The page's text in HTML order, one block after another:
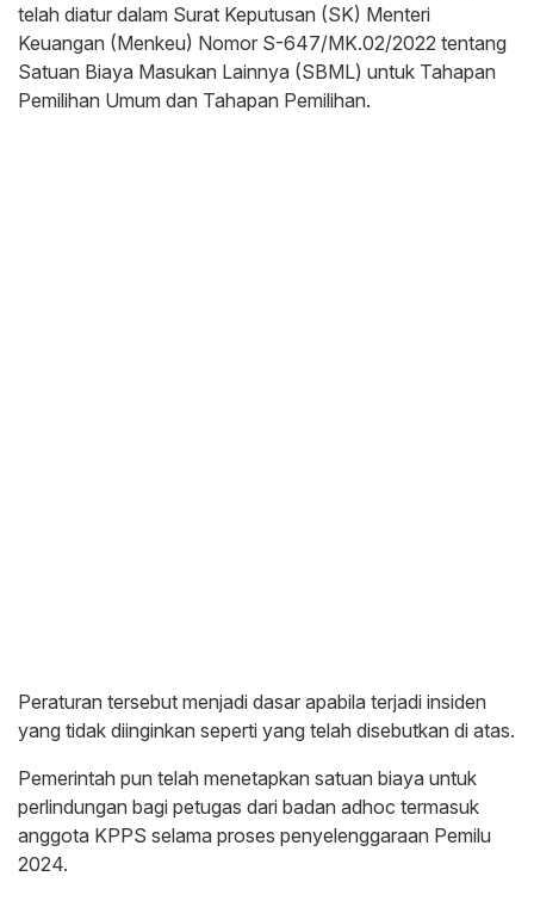
telah diatur dalam Surat Keputusan (SK) Menteri
Keuangan (Menkeu) Nomor S-647/MK.02/2022 tentang
Satuan Biaya Masukan Lainnya (SBML) untuk Tahapan
Pemilihan Umum dan Tahapan Pemilihan.
Peraturan tersebut menjadi dasar apabila terjadi insiden
yang tidak diinginkan seperti yang telah disebutkan di atas.
Pemerintah pun telah menetapkan satuan biaya untuk
perlindungan bagi petugas dari badan adhoc termasuk
anggota KPPS selama proses penyelenggaraan Pemilu
2024.